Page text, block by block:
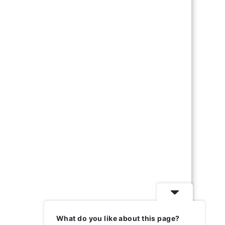
What do you like about this page?